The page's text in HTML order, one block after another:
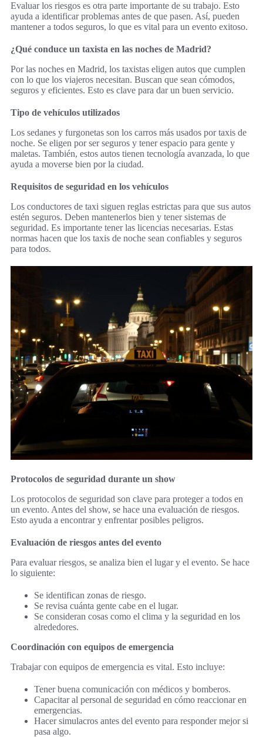
Evaluar los riesgos es otra parte importante de su trabajo. Esto
ayuda a identificar problemas antes de que pasen. Así, pueden
mantener a todos seguros, lo que es vital para un evento exitoso.
¿Qué conduce un taxista en las noches de Madrid?
Por las noches en Madrid, los taxistas eligen autos que cumplen
con lo que los viajeros necesitan. Buscan que sean cómodos,
seguros y eficientes. Esto es clave para dar un buen servicio.
Tipo de vehículos utilizados
Los sedanes y furgonetas son los carros más usados por taxis de
noche. Se eligen por ser seguros y tener espacio para gente y
maletas. También, estos autos tienen tecnología avanzada, lo que
ayuda a moverse bien por la ciudad.
Requisitos de seguridad en los vehículos
Los conductores de taxi siguen reglas estrictas para que sus autos
estén seguros. Deben mantenerlos bien y tener sistemas de
seguridad. Es importante tener las licencias necesarias. Estas
normas hacen que los taxis de noche sean confiables y seguros
para todos.
Protocolos de seguridad durante un show
Los protocolos de seguridad son clave para proteger a todos en
un evento. Antes del show, se hace una evaluación de riesgos.
Esto ayuda a encontrar y enfrentar posibles peligros.
Evaluación de riesgos antes del evento
Para evaluar riesgos, se analiza bien el lugar y el evento. Se hace
lo siguiente:
Se identifican zonas de riesgo.
Se revisa cuánta gente cabe en el lugar.
Se consideran cosas como el clima y la seguridad en los
alrededores.
Coordinación con equipos de emergencia
Trabajar con equipos de emergencia es vital. Esto incluye:
Tener buena comunicación con médicos y bomberos.
Capacitar al personal de seguridad en cómo reaccionar en
emergencias.
Hacer simulacros antes del evento para responder mejor si
pasa algo.